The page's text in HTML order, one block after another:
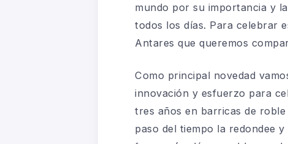
mundo por su importancia y la
todos los días. Para celebrar
Antares que queremos
Como principal novedad
innovación y esfuerzo para
tres años en barricas de
paso del tiempo la redondee